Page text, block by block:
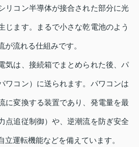
リコン半導体が接合された部分に光
じます。まるで小さな乾電池のよう
流れる仕組みです。
気は、接続箱でまとめられた後、パ
ワコン）に送られます。パワコンは
に変換する装置であり、発電量を最
点追従制御）や、逆潮流を防ぎ安全
立運転機能などを備えています。